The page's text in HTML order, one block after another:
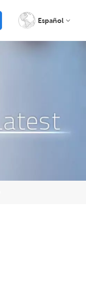
Español
русский